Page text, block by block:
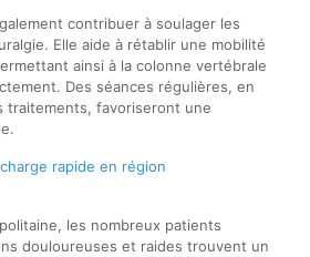
contribuer à soulager les
Elle aide à rétablir une mobilité
ainsi à la colonne vertébrale
Des séances régulières, en
traitements, favoriseront une
rapide en région
les nombreux patients
douloureuses et raides trouvent un